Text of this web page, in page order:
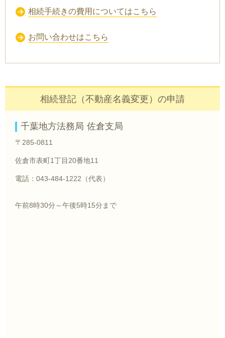
相続手続きの費用についてはこちら
お問い合わせはこちら
相続登記（不動産名義変更）の申請
千葉地方法務局 佐倉支局
〒285-0811
佐倉市表町1丁目20番地11
電話：043-484-1222（代表）
午前8時30分～午後5時15分まで